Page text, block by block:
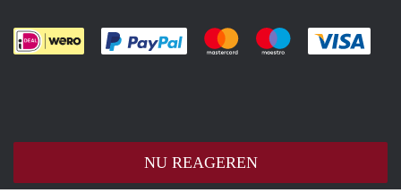
NU REAGEREN
Je rekent gemakkelijk af met Paypal
Je rekent gemakkelijk af met
Je rekent